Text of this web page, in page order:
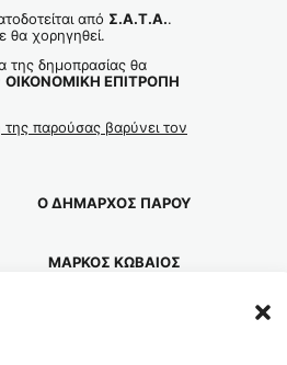
από Σ.Α.Τ.Α..
θα χορηγηθεί.
της δημοπρασίας θα
ΟΙΚΟΝΟΜΙΚΗ ΕΠΙΤΡΟΠΗ
παρούσας βαρύνει τον
Ο ΔΗΜΑΡΧΟΣ ΠΑΡΟΥ
ΜΑΡΚΟΣ ΚΩΒΑΙΟΣ